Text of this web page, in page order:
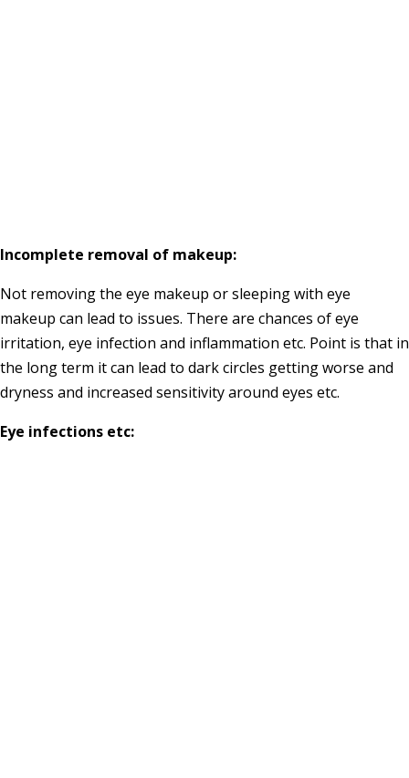
Incomplete removal of makeup:
Not removing the eye makeup or sleeping with eye
makeup can lead to issues. There are chances of eye
irritation, eye infection and inflammation etc. Point is that in
the long term it can lead to dark circles getting worse and
dryness and increased sensitivity around eyes etc.
Eye infections etc: